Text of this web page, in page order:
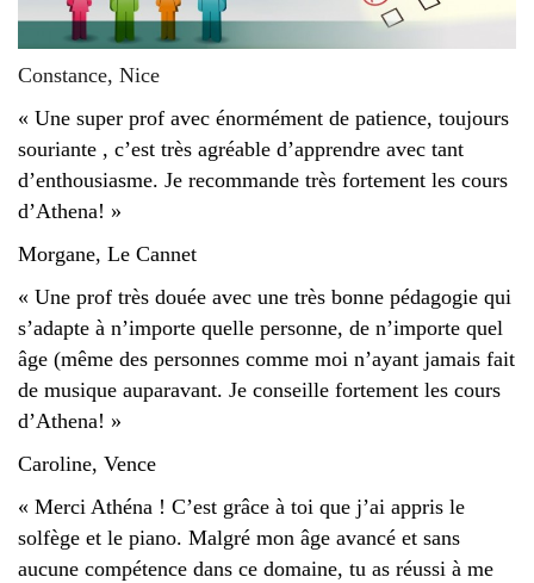
Constance, Nice
« Une super prof avec énormément de patience, toujours
souriante , c’est très agréable d’apprendre avec tant
d’enthousiasme. Je recommande très fortement les cours
d’Athena! »
Morgane, Le Cannet
« Une prof très douée avec une très bonne pédagogie qui
s’adapte à n’importe quelle personne, de n’importe quel
âge (même des personnes comme moi n’ayant jamais fait
de musique auparavant. Je conseille fortement les cours
d’Athena! »
Caroline, Vence
« Merci Athéna ! C’est grâce à toi que j’ai appris le
solfège et le piano. Malgré mon âge avancé et sans
aucune compétence dans ce domaine, tu as réussi à me